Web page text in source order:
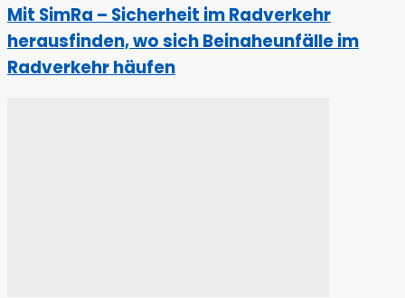
Mit SimRa – Sicherheit im Radverkehr
herausfinden, wo sich Beinaheunfälle im
Radverkehr häufen